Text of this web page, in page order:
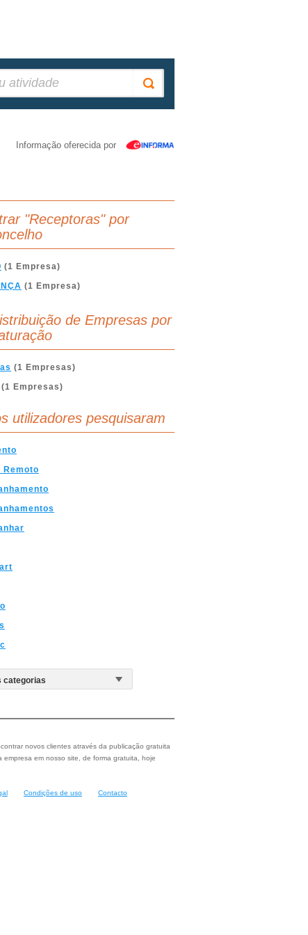
Informação oferecida por
"Receptoras" por
(1 Empresa)
(1 Empresa)
de Empresas por
(1 Empresas)
(1 Empresas)
utilizadores pesquisaram
Remoto
novos clientes através da publicação gratuita
em nosso site, de forma gratuita, hoje
Condições de uso Contacto